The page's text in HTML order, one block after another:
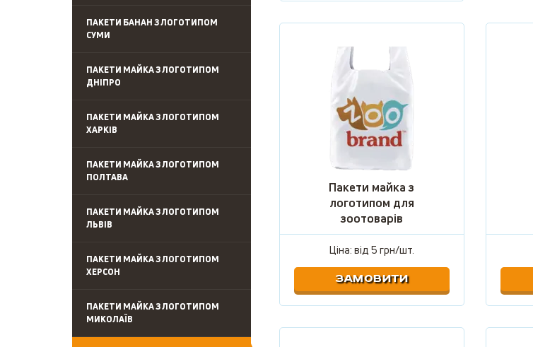
ПАКЕТИ БАНАН З ЛОГОТИПОМ
СУМИ
ПАКЕТИ МАЙКА З ЛОГОТИПОМ
ДНІПРО
ПАКЕТИ МАЙКА З ЛОГОТИПОМ
ХАРКІВ
ПАКЕТИ МАЙКА З ЛОГОТИПОМ
ПОЛТАВА
ПАКЕТИ МАЙКА З ЛОГОТИПОМ
ЛЬВІВ
ПАКЕТИ МАЙКА З ЛОГОТИПОМ
ХЕРСОН
ПАКЕТИ МАЙКА З ЛОГОТИПОМ
МИКОЛАЇВ
Пакети майка з
логотипом для
зоотоварів
Ціна: від5 грн/шт.
ЗАМОВИТИ